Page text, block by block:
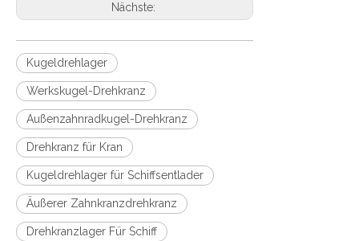
Nächste:
Kugeldrehlager
Werkskugel-Drehkranz
Außenzahnradkugel-Drehkranz
Drehkranz für Kran
Kugeldrehlager für Schiffsentlader
Äußerer Zahnkranzdrehkranz
Drehkranzlager Für Schiff